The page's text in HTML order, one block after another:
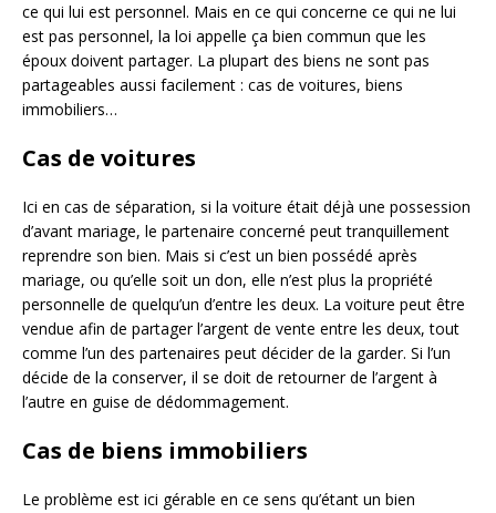
ce qui lui est personnel. Mais en ce qui concerne ce qui ne lui
est pas personnel, la loi appelle ça bien commun que les
époux doivent partager. La plupart des biens ne sont pas
partageables aussi facilement : cas de voitures, biens
immobiliers…
Cas de voitures
Ici en cas de séparation, si la voiture était déjà une possession
d’avant mariage, le partenaire concerné peut tranquillement
reprendre son bien. Mais si c’est un bien possédé après
mariage, ou qu’elle soit un don, elle n’est plus la propriété
personnelle de quelqu’un d’entre les deux. La voiture peut être
vendue afin de partager l’argent de vente entre les deux, tout
comme l’un des partenaires peut décider de la garder. Si l’un
décide de la conserver, il se doit de retourner de l’argent à
l’autre en guise de dédommagement.
Cas de biens immobiliers
Le problème est ici gérable en ce sens qu’étant un bien